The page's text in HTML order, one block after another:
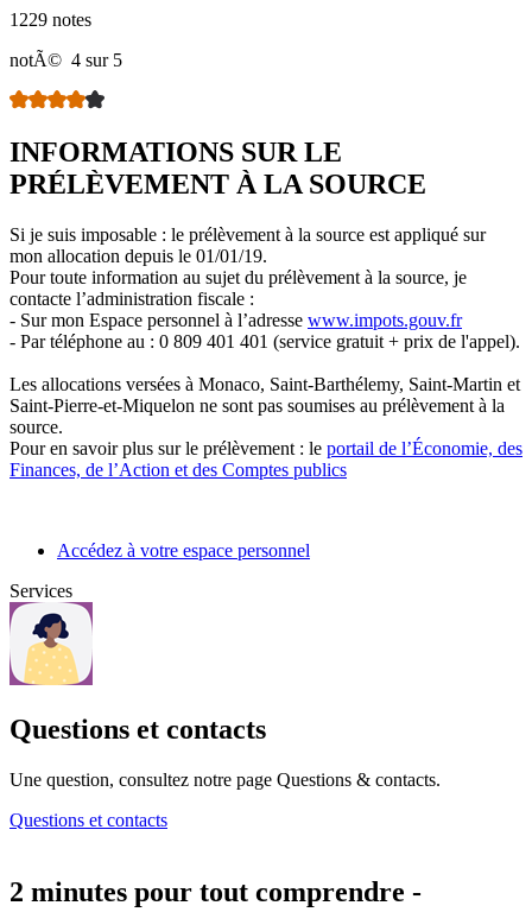
1229 notes
notÃ© 4 sur 5
INFORMATIONS SUR LE
PRÉLÈVEMENT À LA SOURCE
Si je suis imposable : le prélèvement à la source est appliqué sur
mon allocation depuis le 01/01/19.
Pour toute information au sujet du prélèvement à la source, je
contacte l’administration fiscale :
- Sur mon Espace personnel à l’adresse www.impots.gouv.fr
- Par téléphone au : 0 809 401 401 (service gratuit + prix de l'appel).
Les allocations versées à Monaco, Saint-Barthélemy, Saint-Martin et
Saint-Pierre-et-Miquelon ne sont pas soumises au prélèvement à la
source.
Pour en savoir plus sur le prélèvement : le portail de l’Économie, des
Finances, de l’Action et des Comptes publics
Accédez à votre espace personnel
Services
Questions et contacts
Une question, consultez notre page Questions & contacts.
Questions et contacts
2 minutes pour tout comprendre -